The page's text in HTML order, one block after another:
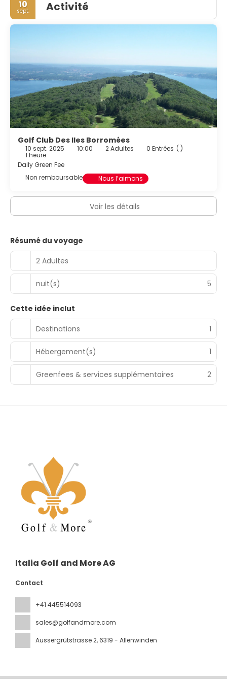
10
sept. Activité
Golf Club Des Iles Borromées
10 sept. 2025 10:00 2 Adultes 0 Entrées ( )
1 heure
Daily Green Fee
Non remboursable
Nous l’aimons
Voir les détails
Résumé du voyage
2 Adultes
nuit(s) 5
Cette idée inclut
Destinations
1
Hébergement(s) 1
Greenfees & services supplémentaires 2
Italia Golf and More AG
Contact
+41 445514093
sales@golfandmore.com
Aussergrütstrasse 2, 6319 - Allenwinden